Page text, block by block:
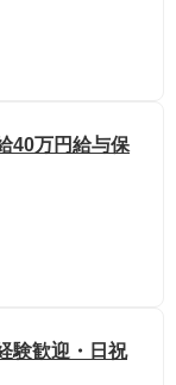
40万円給与保
験歓迎・日祝